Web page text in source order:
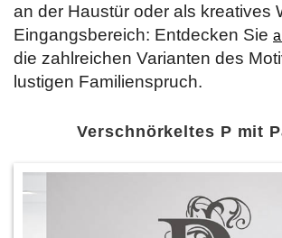
an der Haustür oder als kreatives
Eingangsbereich: Entdecken Sie
die zahlreichen Varianten des
lustigen Familienspruch.
Verschnörkeltes P mit